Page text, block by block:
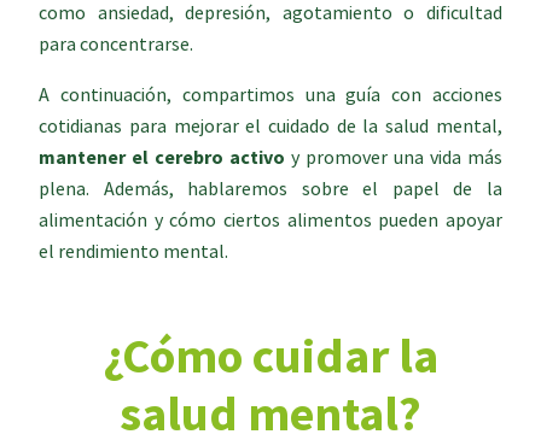
como ansiedad, depresión, agotamiento o dificultad
para concentrarse.
A continuación, compartimos una guía con acciones
cotidianas para mejorar el cuidado de la salud mental,
mantener el cerebro activo y promover una vida más
plena. Además, hablaremos sobre el papel de la
alimentación y cómo ciertos alimentos pueden apoyar
el rendimiento mental.
¿Cómo cuidar la
salud mental?